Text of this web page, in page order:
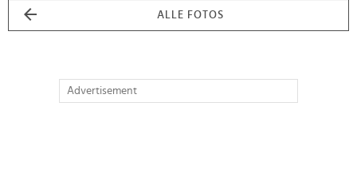
ALLE FOTOS
Advertisement